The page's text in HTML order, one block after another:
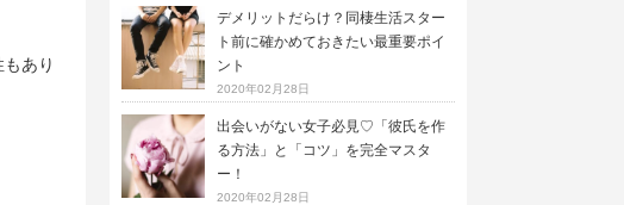
あり
デメリットだらけ？同棲生活スター
ト前に確かめておきたい最重要ポイ
ント
2020年02月28日
出会いがない女子必見♡「彼氏を作
る方法」と「コツ」を完全マスタ
ー！
2020年02月28日